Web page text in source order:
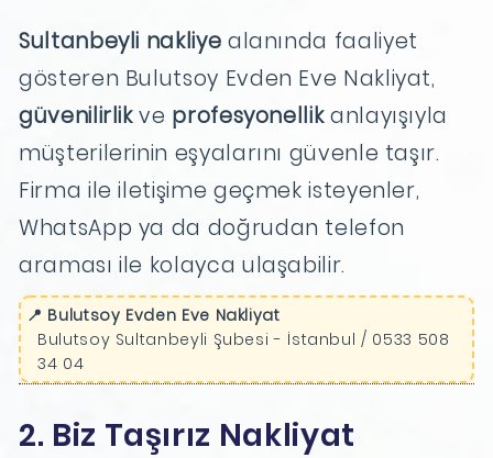
Sultanbeyli nakliye alanında faaliyet
gösteren Bulutsoy Evden Eve Nakliyat,
güvenilirlikve profesyonellikanlayışıyla
müşterilerinin eşyalarını güvenle taşır.
Firma ile iletişime geçmek isteyenler,
WhatsApp ya da doğrudan telefon
araması ile kolayca ulaşabilir.
📍 Bulutsoy Evden Eve Nakliyat
Bulutsoy Sultanbeyli Şubesi - İstanbul / 0533 508
34 04
2. Biz Taşırız Nakliyat